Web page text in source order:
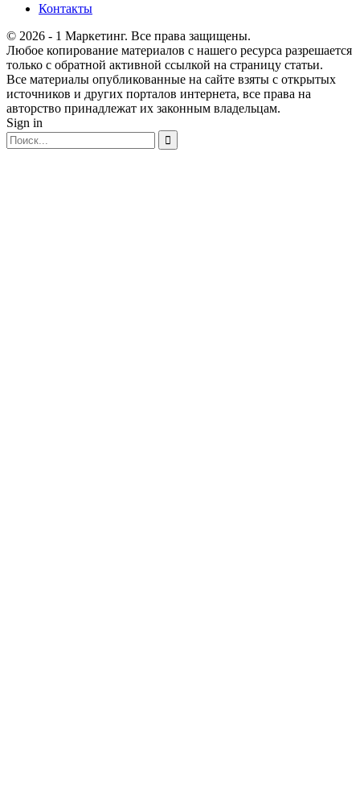
Контакты
© 2026 - 1 Маркетинг. Все права защищены.
Любое копирование материалов с нашего ресурса разрешается
только с обратной активной ссылкой на страницу статьи.
Все материалы опубликованные на сайте взяты с открытых
источников и других порталов интернета, все права на
авторство принадлежат их законным владельцам.
Sign in